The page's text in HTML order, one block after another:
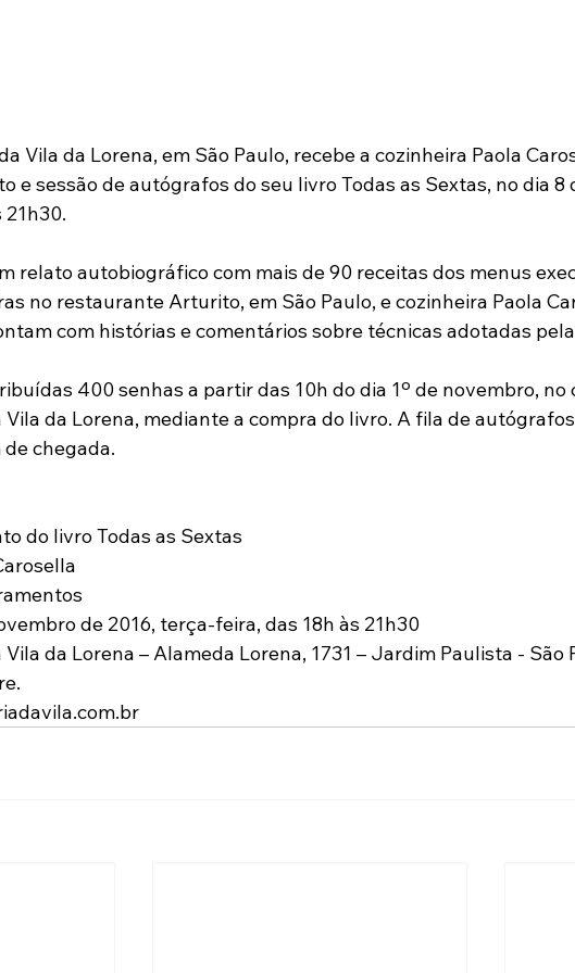
Vila da Lorena, em São Paulo, recebe a cozinheira Paola
e sessão de autógrafos do seu livro Todas as Sextas, no dia
21h30.
relato autobiográfico com mais de 90 receitas dos menus
no restaurante Arturito, em São Paulo, e cozinheira Paola
com histórias e comentários sobre técnicas adotadas
400 senhas a partir das 10h do dia 1º de novembro, no
Vila da Lorena, mediante a compra do livro. A fila de
chegada.
do livro Todas as Sextas
de 2016, terça-feira, das 18h às 21h30
da Lorena – Alameda Lorena, 1731 – Jardim Paulista - São